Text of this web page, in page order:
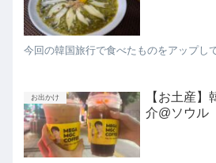
今回の韓国旅行で食べたものをアップし
お出かけ
【お土産
介@ソウル